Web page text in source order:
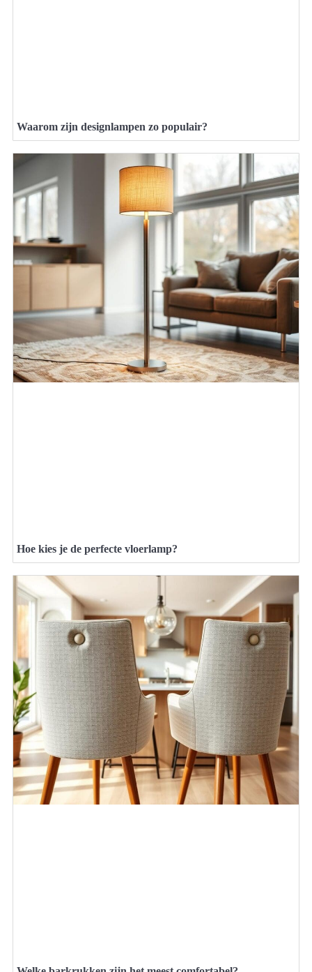
Waarom zijn designlampen zo populair?
Hoe kies je de perfecte vloerlamp?